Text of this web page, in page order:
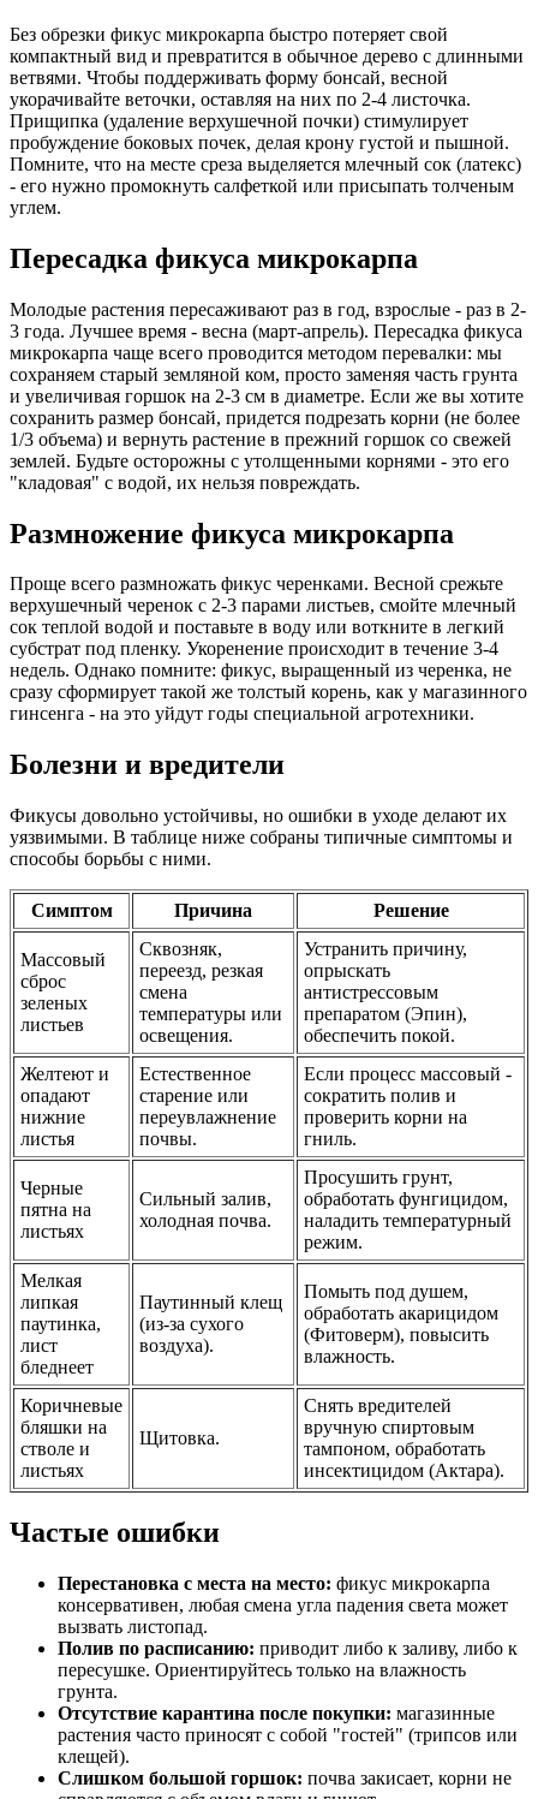
Без обрезки фикус микрокарпа быстро потеряет свой
компактный вид и превратится в обычное дерево с длинными
ветвями. Чтобы поддерживать форму бонсай, весной
укорачивайте веточки, оставляя на них по 2-4 листочка.
Прищипка (удаление верхушечной почки) стимулирует
пробуждение боковых почек, делая крону густой и пышной.
Помните, что на месте среза выделяется млечный сок (латекс)
- его нужно промокнуть салфеткой или присыпать толченым
углем.
Пересадка фикуса микрокарпа
Молодые растения пересаживают раз в год, взрослые - раз в 2-
3 года. Лучшее время - весна (март-апрель). Пересадка фикуса
микрокарпа чаще всего проводится методом перевалки: мы
сохраняем старый земляной ком, просто заменяя часть грунта
и увеличивая горшок на 2-3 см в диаметре. Если же вы хотите
сохранить размер бонсай, придется подрезать корни (не более
1/3 объема) и вернуть растение в прежний горшок со свежей
землей. Будьте осторожны с утолщенными корнями - это его
"кладовая" с водой, их нельзя повреждать.
Размножение фикуса микрокарпа
Проще всего размножать фикус черенками. Весной срежьте
верхушечный черенок с 2-3 парами листьев, смойте млечный
сок теплой водой и поставьте в воду или воткните в легкий
субстрат под пленку. Укоренение происходит в течение 3-4
недель. Однако помните: фикус, выращенный из черенка, не
сразу сформирует такой же толстый корень, как у магазинного
гинсенга - на это уйдут годы специальной агротехники.
Болезни и вредители
Фикусы довольно устойчивы, но ошибки в уходе делают их
уязвимыми. В таблице ниже собраны типичные симптомы и
способы борьбы с ними.
Симптом Причина Решение
Массовый
сброс
зеленых
листьев
Сквозняк,
переезд, резкая
смена
температуры или
освещения.
Устранить причину,
опрыскать
антистрессовым
препаратом (Эпин),
обеспечить покой.
Желтеют и
опадают
нижние
листья
Естественное
старение или
переувлажнение
почвы.
Если процесс массовый -
сократить полив и
проверить корни на
гниль.
Черные
пятна на
листьях
Сильный залив,
холодная почва.
Просушить грунт,
обработать фунгицидом,
наладить температурный
режим.
Мелкая
липкая
паутинка,
лист
бледнеет
Паутинный клещ
(из-за сухого
воздуха).
Помыть под душем,
обработать акарицидом
(Фитоверм), повысить
влажность.
Коричневые
бляшки на
стволе и
листьях
Щитовка.
Снять вредителей
вручную спиртовым
тампоном, обработать
инсектицидом (Актара).
Частые ошибки
Перестановка с места на место: фикус микрокарпа
консервативен, любая смена угла падения света может
вызвать листопад.
Полив по расписанию: приводит либо к заливу, либо к
пересушке. Ориентируйтесь только на влажность
грунта.
Отсутствие карантина после покупки: магазинные
растения часто приносят с собой "гостей" (трипсов или
клещей).
Слишком большой горшок: почва закисает, корни не